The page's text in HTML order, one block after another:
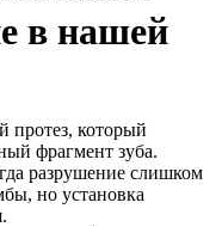
в нашей
протез, который
фрагмент зуба.
разрушение слишком
но установка